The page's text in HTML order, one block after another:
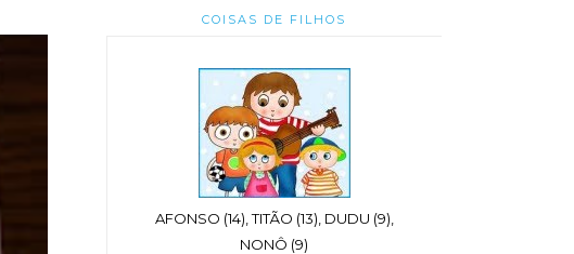
COISAS DE FILHOS
AFONSO (14), TITÃO (13), DUDU (9),
NONÔ (9)